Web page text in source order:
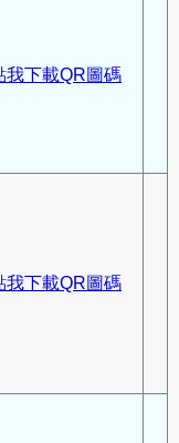
我下載QR圖碼
我下載QR圖碼